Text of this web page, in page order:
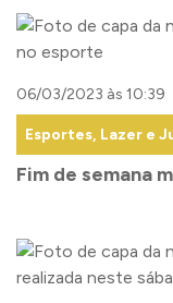
06/03/2023 às 10:39
Esportes, Lazer e
Fim de semana